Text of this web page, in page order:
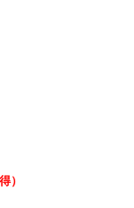
）